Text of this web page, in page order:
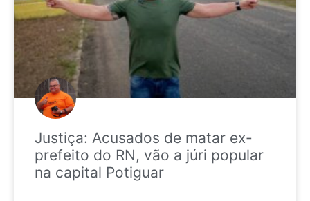
Justiça: Acusados de matar ex-
prefeito do RN, vão a júri popular
na capital Potiguar